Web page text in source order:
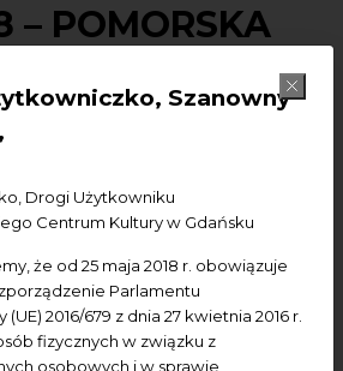
Szanowny
Drogi Użytkowniku
Centrum Kultury w Gdańsku
że od 25 maja 2018 r. obowiązuje
Parlamentu
2016/679 z dnia 27 kwietnia 2016 r.
fizycznych w związku z
osobowych i w sprawie
– POMORSKA
: Nadbałtyckie Centrum